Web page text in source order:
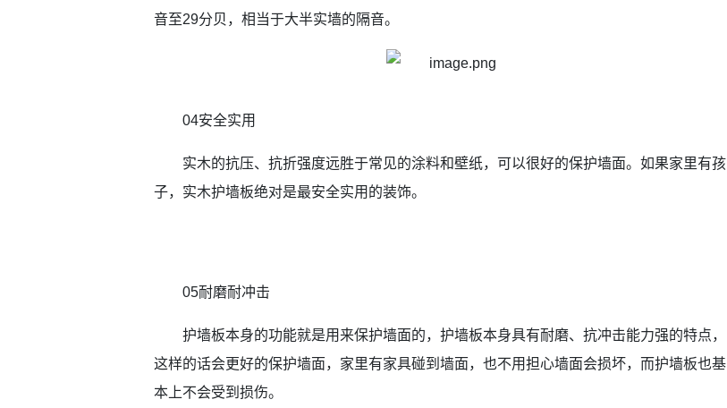
音至29分贝，相当于大半实墙的隔音。
04安全实用
实木的抗压、抗折强度远胜于常见的涂料和壁纸，可以很好的保护墙面。如果家里有孩
子，实木护墙板绝对是最安全实用的装饰。
05耐磨耐冲击
护墙板本身的功能就是用来保护墙面的，护墙板本身具有耐磨、抗冲击能力强的特点，
这样的话会更好的保护墙面，家里有家具碰到墙面，也不用担心墙面会损坏，而护墙板也基
本上不会受到损伤。